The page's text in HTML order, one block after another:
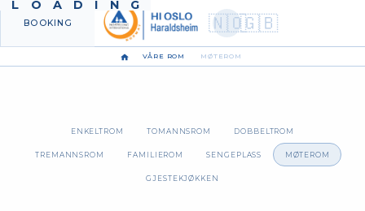
LOADING
MENY 🇳🇴🇬🇧
VÅRE ROM MØTEROM
BOOKING
ENKELTROM TOMANNSROM DOBBELTROM
TREMANNSROM FAMILIEROM SENGEPLASS MØTEROM
GJESTEKJØKKEN